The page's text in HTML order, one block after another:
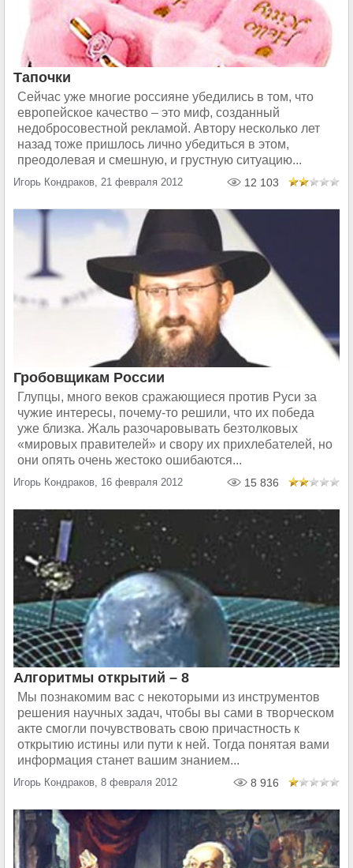
Тапочки
Сейчас уже многие россияне убедились в том, что
европейское качество – это миф, созданный
недобросовестной рекламой. Автору несколько лет
назад тоже пришлось лично убедиться в этом,
преодолевая и смешную, и грустную ситуацию...
Игорь Кондраков, 21 февраля 2012 12 103
Гробовщикам России
Глупцы, много веков сражающиеся против Руси за
чужие интересы, почему-то решили, что их победа
уже близка. Жаль разочаровывать безтолковых
«мировых правителей» и свору их прихлебателей, но
они опять очень жестоко ошибаются...
Игорь Кондраков, 16 февраля 2012 15 836
Алгоритмы открытий – 8
Мы познакомим вас с некоторыми из инструментов
решения научных задач, чтобы вы сами в творческом
акте смогли почувствовать свою причастность к
открытию истины или пути к ней. Тогда понятая вами
информация станет вашим знанием...
Игорь Кондраков, 8 февраля 2012 8 916